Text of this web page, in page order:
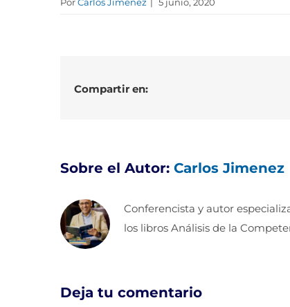
Compartir en:
Sobre el Autor: Carlos Jimenez
Conferencista y autor
los libros Análisis de la
Deja tu comentario